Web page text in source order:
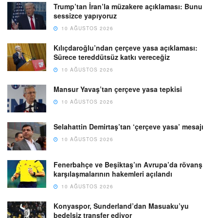
Trump’tan İran’la müzakere açıklaması: Bunu
sessizce yapıyoruz
10 AĞUSTOS 2026
Kılıçdaroğlu’ndan çerçeve yasa açıklaması:
Sürece tereddütsüz katkı vereceğiz
10 AĞUSTOS 2026
Mansur Yavaş’tan çerçeve yasa tepkisi
10 AĞUSTOS 2026
Selahattin Demirtaş’tan ‘çerçeve yasa’ mesajı
10 AĞUSTOS 2026
Fenerbahçe ve Beşiktaş’ın Avrupa’da rövanş
karşılaşmalarının hakemleri açılandı
10 AĞUSTOS 2026
Konyaspor, Sunderland’dan Masuaku’yu
bedelsiz transfer ediyor